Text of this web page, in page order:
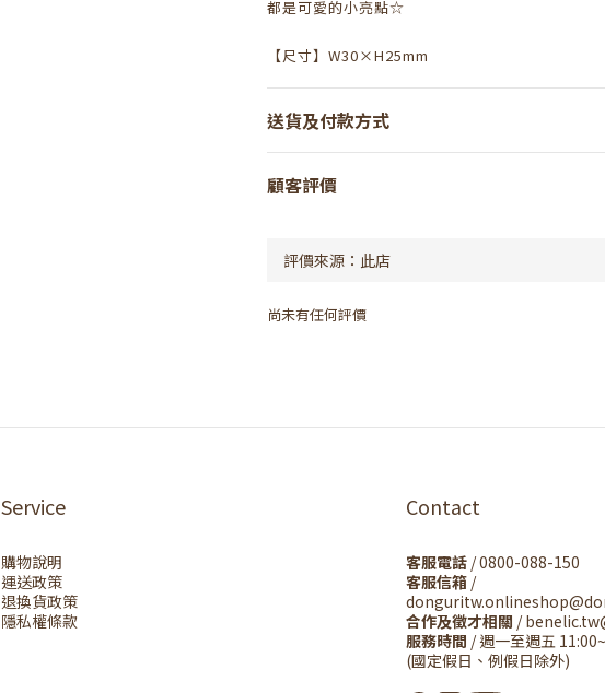
都是可愛的小亮點☆
【尺寸】W30×H25mm
送貨及付款方式
顧客評價
尚未有任何評價
Service
購物說明
運送政策
退換貨政策
隱私權條款
Contact
客服電話 / 0800-088-150
客服信箱 /
合作及徵才相關 /
服務時間 / 週一至週五
(國定假日、例假日除外)